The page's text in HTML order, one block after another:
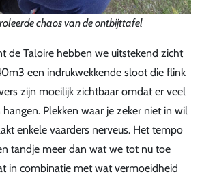
chaos van de ontbijttafel
de Taloire hebben we uitstekend zicht
een indrukwekkende sloot die flink
zijn moeilijk zichtbaar omdat er veel
Plekken waar je zeker niet in wil
enkele vaarders nerveus. Het tempo
tandje meer dan wat we tot nu toe
in combinatie met wat vermoeidheid